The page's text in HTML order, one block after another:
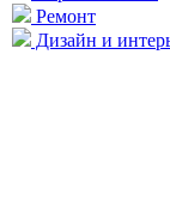
Ремонт
Дизайн и